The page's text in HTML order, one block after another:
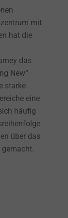
mit
hat die
das
New“
starke
eine
häufig
über das
gemacht.